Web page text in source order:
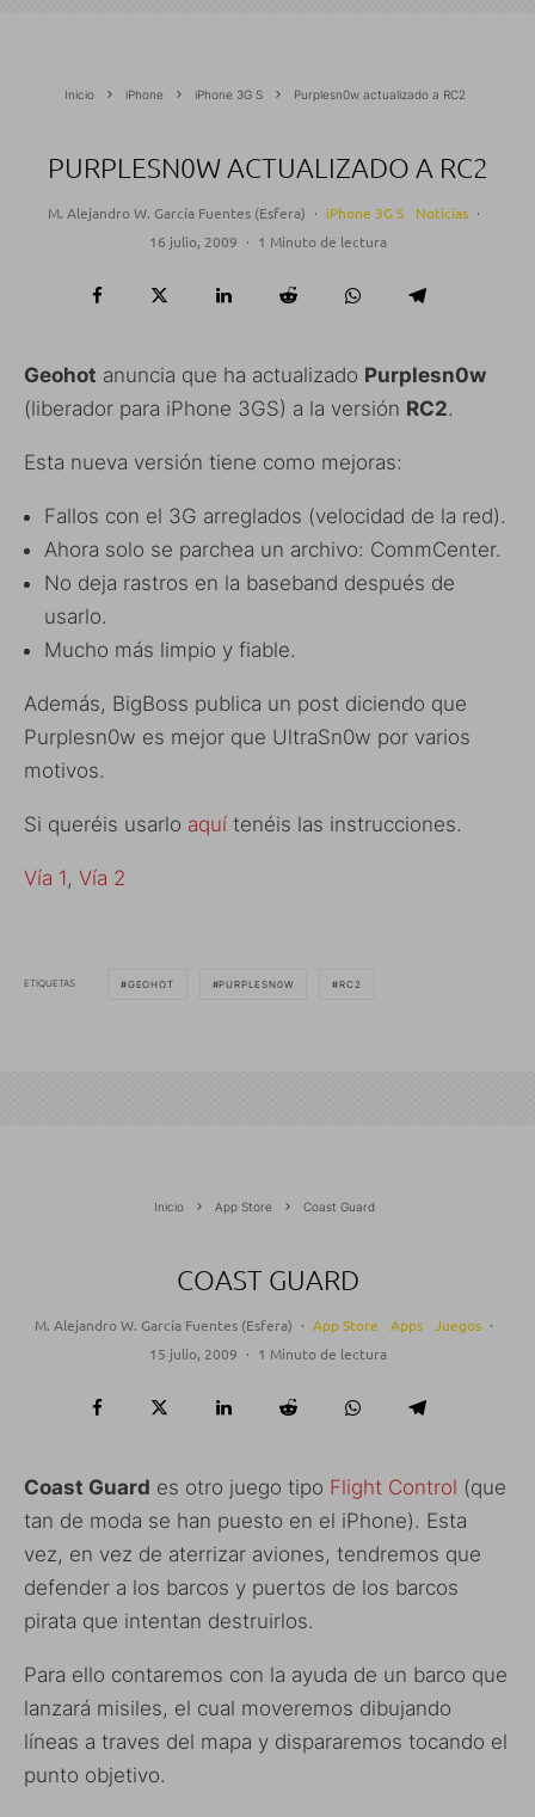
Inicio iPhone iPhone 3G S Purplesn0w actualizado a RC2
PURPLESN0W ACTUALIZADO A RC2
M. Alejandro W. García Fuentes (Esfera) · iPhone 3G S Noticias ·
16 julio, 2009 · 1 Minuto de lectura
Geohot anuncia que ha actualizado Purplesn0w
(liberador para iPhone 3GS) a la versión RC2.
Esta nueva versión tiene como mejoras:
Fallos con el 3G arreglados (velocidad de la red).
Ahora solo se parchea un archivo: CommCenter.
No deja rastros en la baseband después de
usarlo.
Mucho más limpio y fiable.
Además, BigBoss publica un post diciendo que
Purplesn0w es mejor que UltraSn0w por varios
motivos.
Si queréis usarlo aquí tenéis las instrucciones.
Vía 1, Vía 2
ETIQUETAS GEOHOT PURPLESN0W RC2
Inicio App Store Coast Guard
COAST GUARD
M. Alejandro W. García Fuentes (Esfera) · App Store Apps Juegos ·
15 julio, 2009 · 1 Minuto de lectura
Coast Guard es otro juego tipo Flight Control (que
tan de moda se han puesto en el iPhone). Esta
vez, en vez de aterrizar aviones, tendremos que
defender a los barcos y puertos de los barcos
pirata que intentan destruirlos.
Para ello contaremos con la ayuda de un barco que
lanzará misiles, el cual moveremos dibujando
líneas a traves del mapa y dispararemos tocando el
punto objetivo.